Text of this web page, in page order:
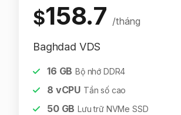
$158.7 /tháng
Baghdad VDS
16 GB Bộ nhớ DDR4
8 vCPU Tần số cao
50GB Lưu trữ NVMe SSD